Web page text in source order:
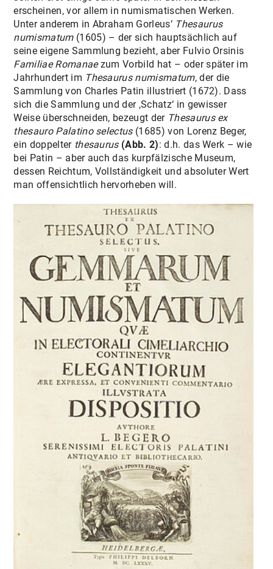
erscheinen, vor allem in numismatischen Werken.
Unter anderem in Abraham Gorleus‘ Thesaurus
numismatum(1605) – der sich hauptsächlich auf
seine eigene Sammlung bezieht, aber Fulvio Orsinis
Familiae Romanaezum Vorbild hat – oder später im
Jahrhundert im Thesaurus numismatum, der die
Sammlung von Charles Patin illustriert (1672). Dass
sich die Sammlung und der ‚Schatz‘ in gewisser
Weise überschneiden, bezeugt der Thesaurus ex
thesauro Palatino selectus(1685) von Lorenz Beger,
ein doppelter thesaurus (Abb. 2): d.h. das Werk – wie
bei Patin – aber auch das kurpfälzische Museum,
dessen Reichtum, Vollständigkeit und absoluter Wert
man offensichtlich hervorheben will.